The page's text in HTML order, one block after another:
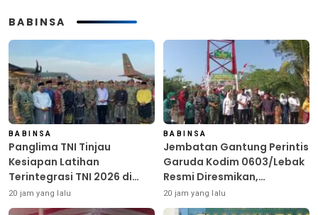
BABINSA
BABINSA
Panglima TNI Tinjau
Kesiapan Latihan
Terintegrasi TNI 2026 di
Dabo Singkep
20 jam yang lalu
BABINSA
Jembatan Gantung Perintis
Garuda Kodim 0603/Lebak
Resmi Diresmikan,
Permudah Akses Warga
Desa Wanasalam
20 jam yang lalu